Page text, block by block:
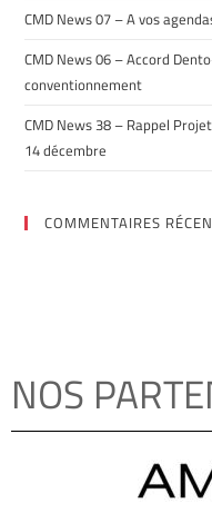
CMD News 07 – A vos
CMD News 06 – Accord
conventionnement
CMD News 38 – Rappel
14 décembre
COMMENTAIRES
NOS